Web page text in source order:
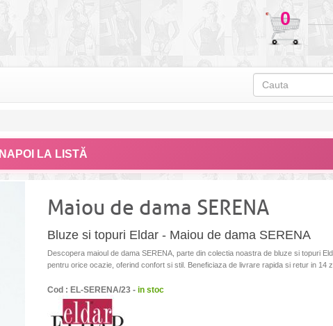
0
ÎNAPOI LA LISTĂ
Maiou de dama SERENA
Bluze si topuri Eldar - Maiou de dama SERENA
Descopera maioul de dama SERENA, parte din colectia noastra de bluze si topuri
pentru orice ocazie, oferind confort si stil. Beneficiaza de livrare rapida si retur in 14
Cod : EL-SERENA/23 - in stoc